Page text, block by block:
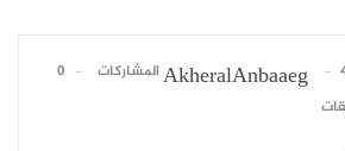
AkheralAnbaaeg
0